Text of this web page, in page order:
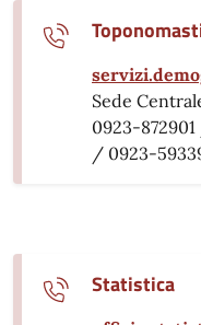
Sede
0923-
/ 0923-
Statistica